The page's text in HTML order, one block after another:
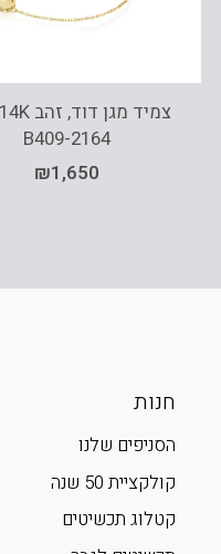
B409-2164
₪1,650
חנות
הסניפים שלנו
קולקציית 50 שנה
קטלוג תכשיטים